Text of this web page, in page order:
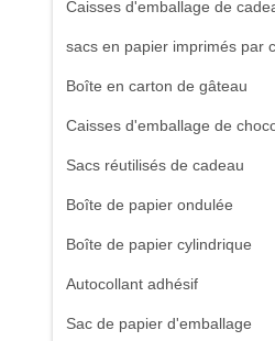
Caisses d'emballage de
sacs en papier imprimés par
Boîte en carton de gâteau
Caisses d'emballage de
Sacs réutilisés de cadeau
Boîte de papier ondulée
Boîte de papier cylindrique
Autocollant adhésif
Sac de papier d'emballage